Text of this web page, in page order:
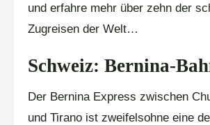
und erfahre mehr über zehn der
Zugreisen der Welt…
Schweiz: Bernina-
Der Bernina Express zwischen
und Tirano ist zweifelsohne eine